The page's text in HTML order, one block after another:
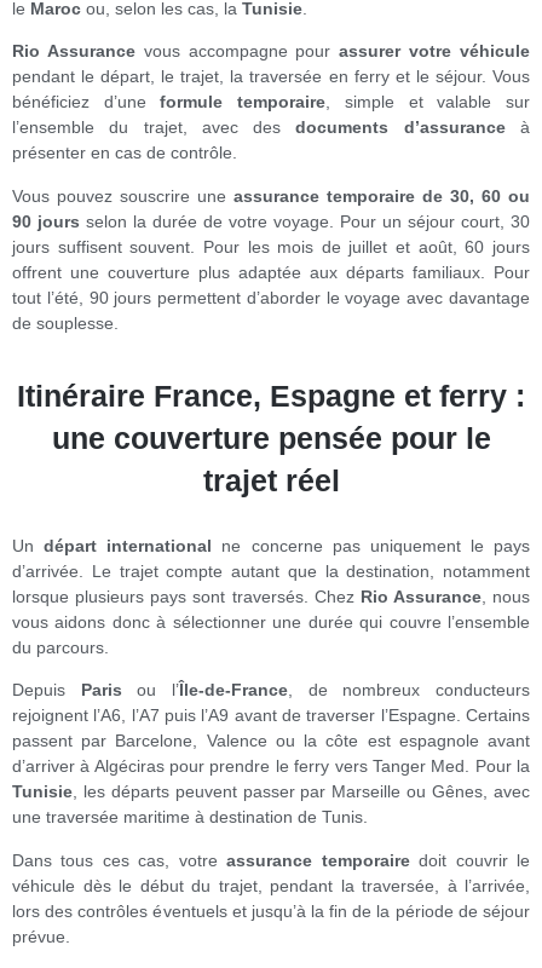
le Maroc ou, selon les cas, la Tunisie
Rio Assurancevous accompagne pourassurer votre véhicule
pendant le départ, le trajet, la traversée en ferry et le séjour. Vous
bénéficiez d’uneformule temporaire, simple et valable sur
l’ensemble du trajet, avec desdocuments d’assuranceà
présenter en cas de contrôle.
Vous pouvez souscrire une assurance temporaire de 30, 60 ou
90 jours selon la durée de votre voyage. Pour un séjour court, 30
jours suffisent souvent. Pour les mois de juillet et août, 60 jours
offrent une couverture plus adaptée aux départs familiaux. Pour
tout l’été, 90 jours permettent d’aborder le voyage avec davantage
de souplesse.
Itinéraire France, Espagne et ferry :
une couverture pensée pour le
trajet réel
Undépart international ne concerne pas uniquement le pays
d’arrivée. Le trajet compte autant que la destination, notamment
lorsque plusieurs pays sont traversés. Chez Rio Assurance, nous
vous aidons donc à sélectionner une durée qui couvre l’ensemble
du parcours.
Depuis Paris ou l’Île-de-France, de nombreux conducteurs
rejoignent l’A6, l’A7 puis l’A9 avant de traverser l’Espagne. Certains
passent par Barcelone, Valence ou la côte est espagnole avant
d’arriver à Algéciras pour prendre le ferry vers Tanger Med. Pour la
Tunisie, les départs peuvent passer par Marseille ou Gênes, avec
une traversée maritime à destination de Tunis.
Dans tous ces cas, votreassurance temporairedoit couvrir le
véhicule dès le début du trajet, pendant la traversée, à l’arrivée,
lors des contrôles éventuels et jusqu’à la fin de la période de séjour
prévue.